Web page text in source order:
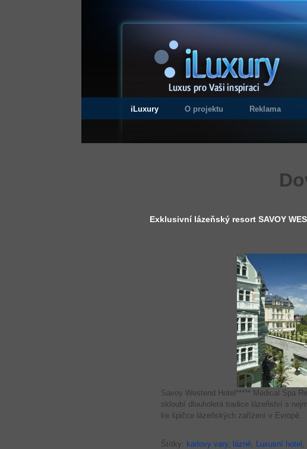
iLuxury O projektu Reklama
Exklusivní lázeňský resort SAVOY
Savoy Westend Hotel***** Medical Spa
skloubí dlouholetá tradice lázeňství s
ke špičce lázeňských zařízení v Evropě.
Štítky: karlovy vary, lázně, Luxusní hotel ,